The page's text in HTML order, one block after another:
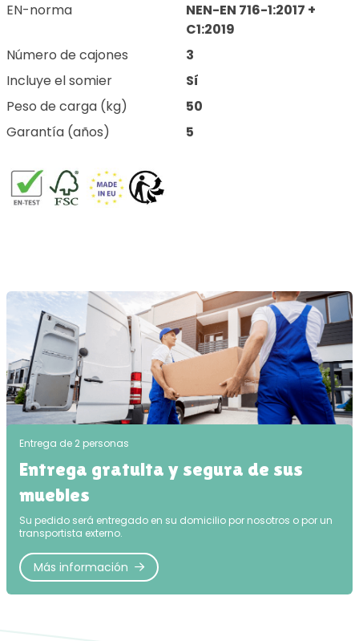
EN-norma
NEN-EN 716-1:2017 +
C1:2019
Número de cajones
3
Incluye el somier
Sí
Peso de carga (kg)
50
Garantía (años)
5
Entrega de 2 personas
Entrega gratuita y segura de sus
muebles
Su pedido será entregado en su domicilio por nosotros o por un
transportista externo.
Más información